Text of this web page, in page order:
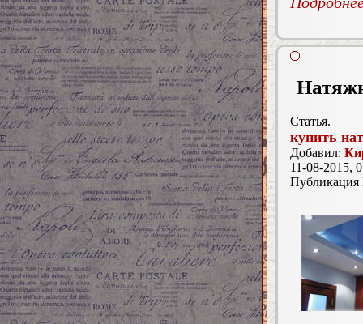
Статья.
купить
Добавил:
11-08-2015,